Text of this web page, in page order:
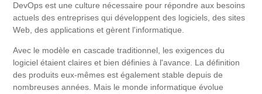
DevOps est une culture nécessaire pour répondre aux besoins
actuels des entreprises qui développent des logiciels, des sites
Web, des applications et gèrent l'informatique.
Avec le modèle en cascade traditionnel, les exigences du
logiciel étaient claires et bien définies à l'avance. La définition
des produits eux-mêmes est également stable depuis de
nombreuses années. Mais le monde informatique évolue